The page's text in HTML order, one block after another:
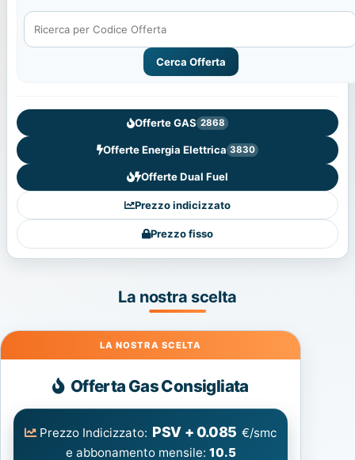
Cerca Offerta
Offerte GAS 2868
Offerte Energia Elettrica 3830
Offerte Dual Fuel
Prezzo indicizzato
Prezzo fisso
La nostra scelta
Gas
Offerta Gas Consigliata
Prezzo Indicizzato: PSV + 0.085 €/smc
e abbonamento mensile: 10.5